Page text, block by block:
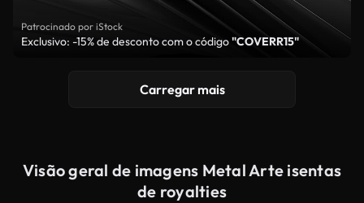
Patrocinado por iStock
Exclusivo: -15% de desconto com o código"COVERR15"
Carregar mais
Visão geral de imagens Metal Arte isentas
de royalties